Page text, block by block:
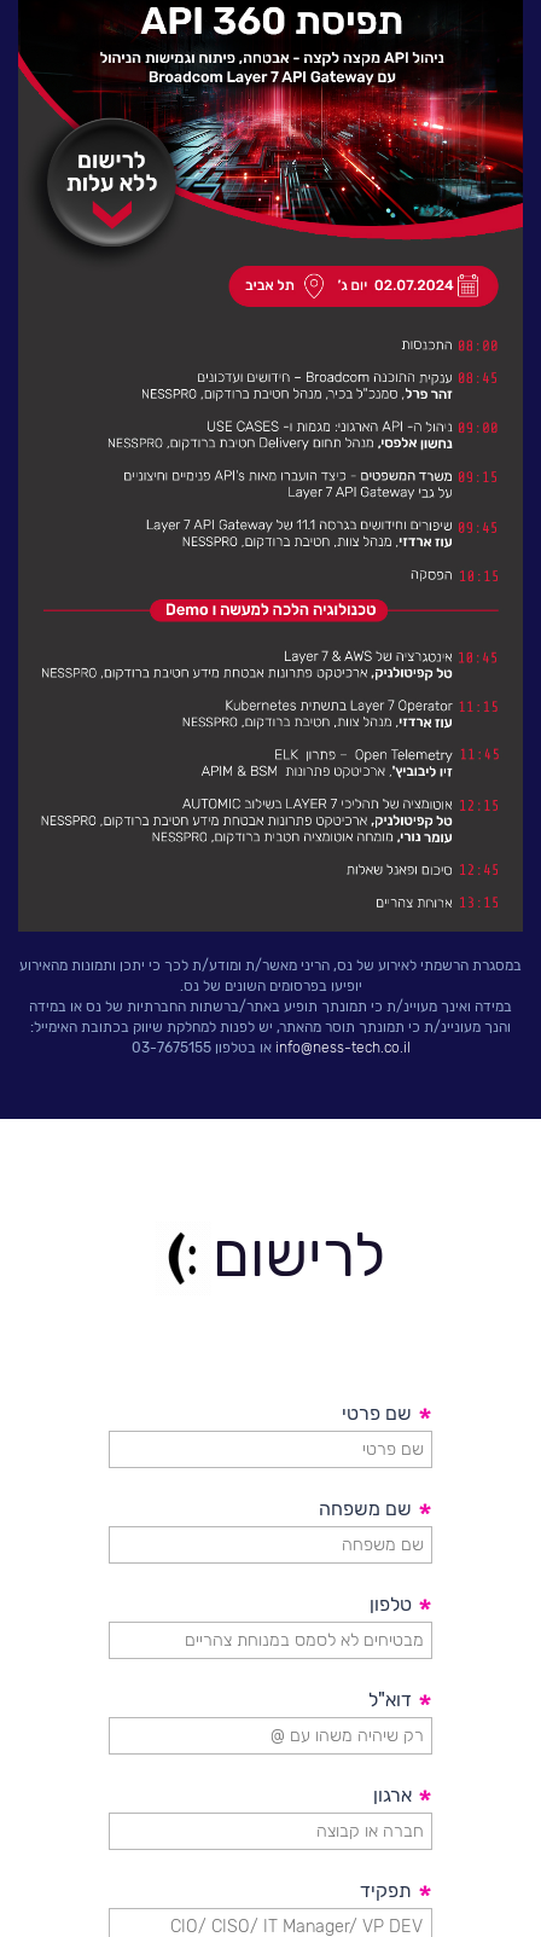
לעבוד בנס
אירועים וכנסים
פודקאסט
נס בכותרות
וובינרים מומלצים
דברו איתנו
במסגרת הרשמתי לאירוע של נס, הריני מאשר/ת ומודע/ת לכך כי יתכן ותמונות מהאירוע
יופיעו בפרסומים השונים של נס.
במידה ואינך מעויינ/ת כי תמונתך תופיע באתר/ברשתות החברתיות של נס או במידה
והנך מעוניינ/ת כי תמונתך תוסר מהאתר, יש לפנות למחלקת שיווק בכתובת האימייל:
info@ness-tech.co.il או בטלפון 03-7675155
לרישום
שם פרטי *
שם משפחה *
טלפון *
דוא"ל *
ארגון *
תפקיד *